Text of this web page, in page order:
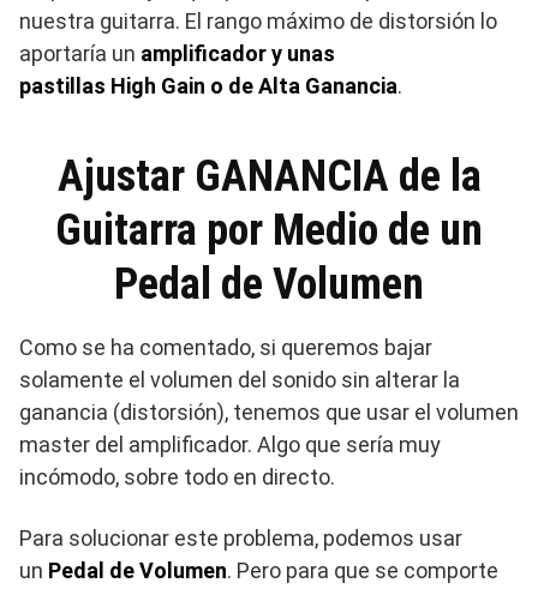
nuestra guitarra. El rango máximo de distorsión lo
aportaría un amplificador y unas
pastillas High Gain o de Alta Ganancia.
Ajustar GANANCIA de la
Guitarra por Medio de un
Pedal de Volumen
Como se ha comentado, si queremos bajar
solamente el volumen del sonido sin alterar la
ganancia (distorsión), tenemos que usar el volumen
master del amplificador. Algo que sería muy
incómodo, sobre todo en directo.
Para solucionar este problema, podemos usar
un Pedal de Volumen. Pero para que se comporte